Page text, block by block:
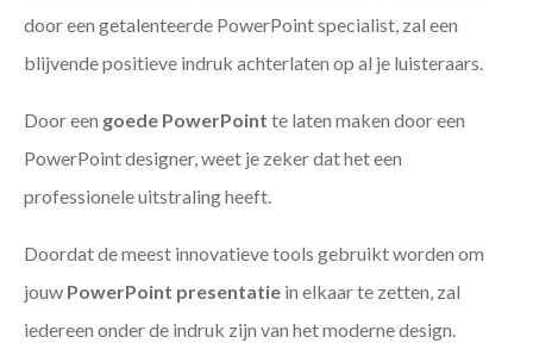
door een getalenteerde PowerPoint specialist, zal een
blijvende positieve indruk achterlaten op al je luisteraars.
Door een goede PowerPoint te laten maken door een
PowerPoint designer, weet je zeker dat het een
professionele uitstraling heeft.
Doordat de meest innovatieve tools gebruikt worden om
jouw PowerPoint presentatie in elkaar te zetten, zal
iedereen onder de indruk zijn van het moderne design.